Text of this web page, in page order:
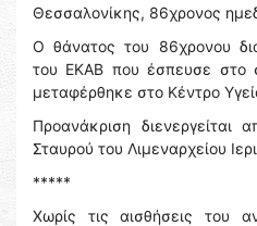
Θεσσαλονίκης, 86χρονος
Ο θάνατος του 86χρονου
του ΕΚΑΒ που έσπευσε στο
μεταφέρθηκε στο Κέντρο
Προανάκριση διενεργείται
Σταυρού του Λιμεναρχείου
*****
Χωρίς τις αισθήσεις του